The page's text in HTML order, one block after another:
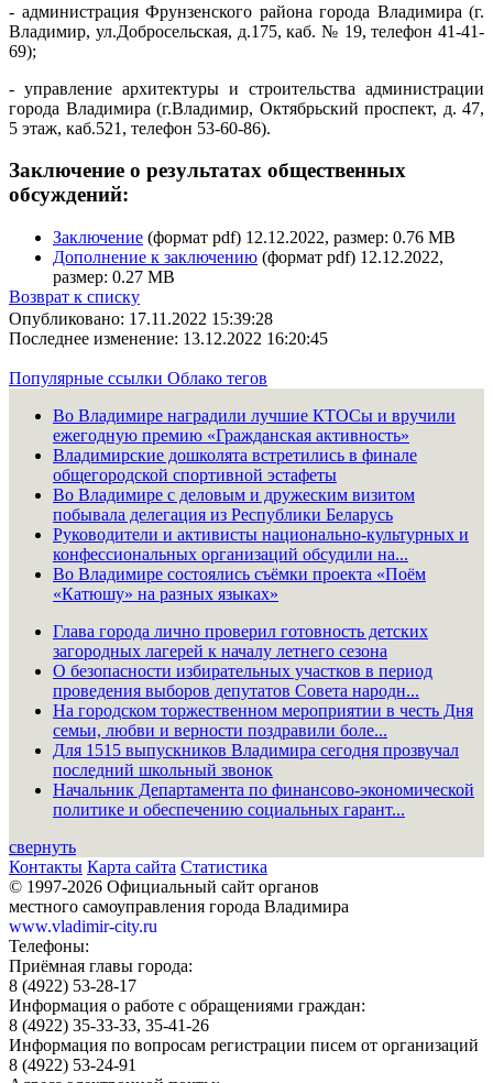
- администрация Фрунзенского района города Владимира (г.
Владимир, ул.Добросельская, д.175, каб. № 19, телефон 41-41-
69);
- управление архитектуры и строительства администрации
города Владимира (г.Владимир, Октябрьский проспект, д. 47,
5 этаж, каб.521, телефон 53-60-86).
Заключение о результатах общественных
обсуждений:
Заключение (формат pdf) 12.12.2022, размер: 0.76 MB
Дополнение к заключению (формат pdf) 12.12.2022,
размер: 0.27 MB
Возврат к списку
Опубликовано: 17.11.2022 15:39:28
Последнее изменение: 13.12.2022 16:20:45
Популярные ссылки Облако тегов
Во Владимире наградили лучшие КТОСы и вручили
ежегодную премию «Гражданская активность»
Владимирские дошколята встретились в финале
общегородской спортивной эстафеты
Во Владимире с деловым и дружеским визитом
побывала делегация из Республики Беларусь
Руководители и активисты национально-культурных и
конфессиональных организаций обсудили на...
Во Владимире состоялись съёмки проекта «Поём
«Катюшу» на разных языках»
Глава города лично проверил готовность детских
загородных лагерей к началу летнего сезона
О безопасности избирательных участков в период
проведения выборов депутатов Совета народн...
На городском торжественном мероприятии в честь Дня
семьи, любви и верности поздравили боле...
Для 1515 выпускников Владимира сегодня прозвучал
последний школьный звонок
Начальник Департамента по финансово-экономической
политике и обеспечению социальных гарант...
свернуть
Контакты Карта сайта Статистика
© 1997-2026 Официальный сайт органов
местного самоуправления города Владимира
www.vladimir-city.ru
Телефоны:
Приёмная главы города:
8 (4922) 53-28-17
Информация о работе с обращениями граждан:
8 (4922) 35-33-33, 35-41-26
Информация по вопросам регистрации писем от организаций
8 (4922) 53-24-91